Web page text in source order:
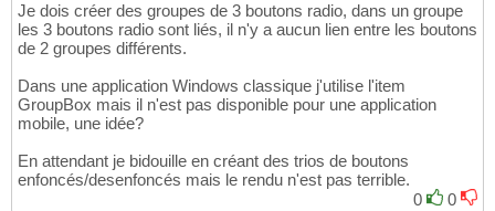
Je dois créer des groupes de 3 boutons radio, dans un groupe
les 3 boutons radio sont liés, il n'y a aucun lien entre les boutons
de 2 groupes différents.
Dans une application Windows classique j'utilise l'item
GroupBox mais il n'est pas disponible pour une application
mobile, une idée?
En attendant je bidouille en créant des trios de boutons
enfoncés/desenfoncés mais le rendu n'est pas terrible.
0
0